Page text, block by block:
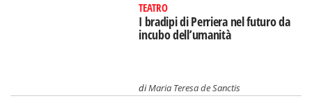
TEATRO
I bradipi di Perriera nel futuro da
incubo dell’umanità
diMaria Teresa de Sanctis